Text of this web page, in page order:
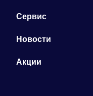
Сервис
Новости
Акции